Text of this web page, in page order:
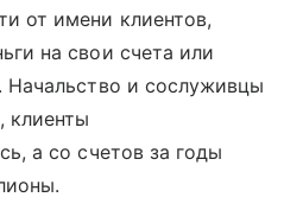
от имени клиентов,
на свои счета или
Начальство и сослуживцы
клиенты
а со счетов за годы